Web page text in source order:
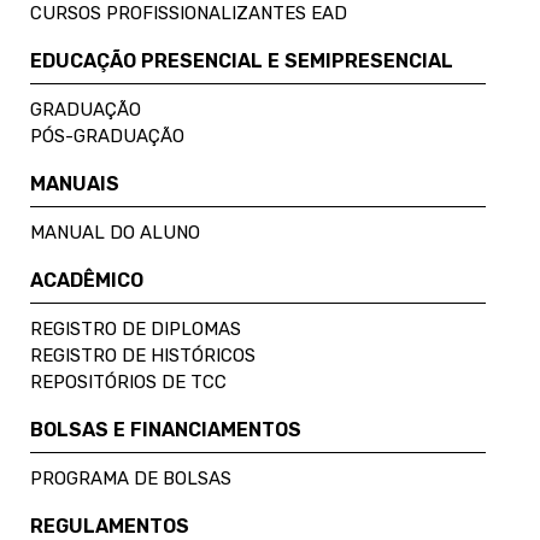
CURSOS PROFISSIONALIZANTES EAD
EDUCAÇÃO PRESENCIAL E SEMIPRESENCIAL
GRADUAÇÃO
PÓS-GRADUAÇÃO
MANUAIS
MANUAL DO ALUNO
ACADÊMICO
REGISTRO DE DIPLOMAS
REGISTRO DE HISTÓRICOS
REPOSITÓRIOS DE TCC
BOLSAS E FINANCIAMENTOS
PROGRAMA DE BOLSAS
REGULAMENTOS